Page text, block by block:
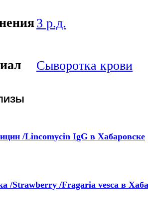
3 р.д.
Сыворотка крови
/Lincomycin IgG в Хабаровске
/Strawberry /Fragaria vesca в